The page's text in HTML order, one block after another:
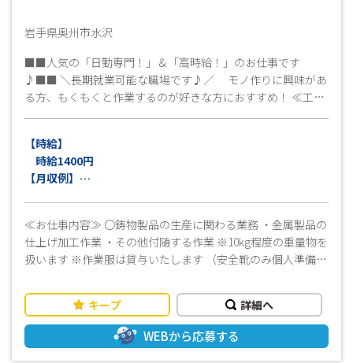
岩手県奥州市水沢
■■人気の「日勤専門！」＆「高時給！」のお仕事です
♪■■ ＼長期就業可能な職場です♪／ モノ作りに興味があ
る方、もくもくと作業するのが好きな方におすすめ！ ≪工場
見学OK♪≫ 就業条件、仕事内容、職場環境など事前に確認
様のご応募心よりお待ちしております(^^)/
【時給】
時給1400円
【月収例】
（※規定有）
≪お仕事内容≫ 〇鋳物製品の生産に関わる業務 ・金属製品の
仕上げ加工作業 ・その他付随する作業 ※10kg程度の重量物を
扱います ※作業服は貸与いたします （安全靴のみ個人準備）
です！／ ◎主なお仕事の流れ：工場内で製造した金属製品の
不要部分の取り外しと仕上げ加工をお願いします。
※複雑な作業はありませんが10kg程度
の重量物の扱いがあります。 ≪おすすめポイント！≫ ☆☆ワ
キープ 詳細へ
WEBから応募する